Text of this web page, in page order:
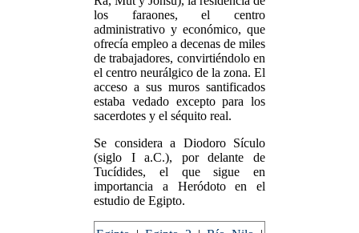
los faraones, el centro
administrativo y económico, que
ofrecía empleo a decenas de miles
de trabajadores, convirtiéndolo en
el centro neurálgico de la zona. El
acceso a sus muros santificados
estaba vedado excepto para los
sacerdotes y el séquito real.
Se considera a Diodoro Sículo
(siglo I a.C.), por delante de
Tucídides, el que sigue en
importancia a Heródoto en el
estudio de Egipto.